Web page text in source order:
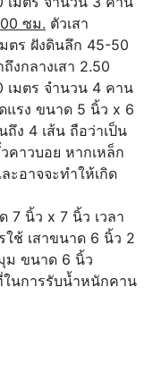
ซม. ตัวเสา
ตร ฝังดินลึก 45-50
งกลางเสา 2.50
เมตร จำนวน 4 คาน
แรง ขนาด 5 นิ้ว x 6
ง 4 เส้น ถือว่าเป็น
คาวบอย หากเหล็ก
ะอาจจะทำให้เกิด
7 นิ้ว x 7 นิ้ว เวลา
ใช้ เสาขนาด 6 นิ้ว 2
ม ขนาด 6 นิ้ว
ในการรับน้ำหนักคาน